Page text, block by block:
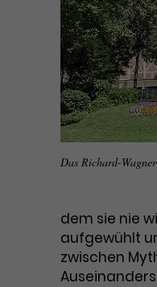
Das Richard-
dem sie nie
aufgewühlt
zwischen